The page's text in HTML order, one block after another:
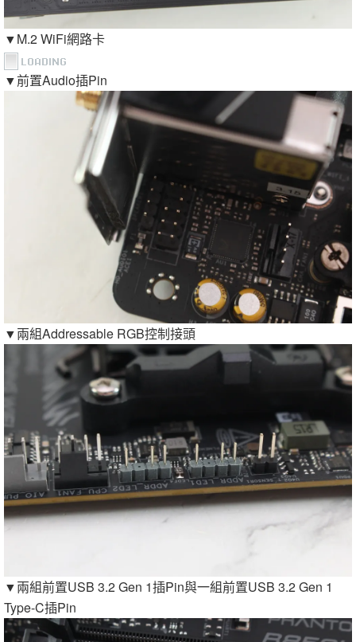
▼M.2 WiFi網路卡
▼前置Audio插Pin
▼兩組Addressable RGB控制接頭
▼兩組前置USB 3.2 Gen 1插Pin與一組前置USB 3.2 Gen 1
Type-C插Pin